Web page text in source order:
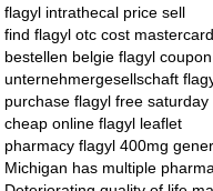
flagyl intrathecal price sell
find flagyl otc cost mastercard
bestellen belgie flagyl
unternehmergesellschaft
purchase flagyl free saturday
cheap online flagyl leaflet
pharmacy flagyl 400mg
Michigan has multiple